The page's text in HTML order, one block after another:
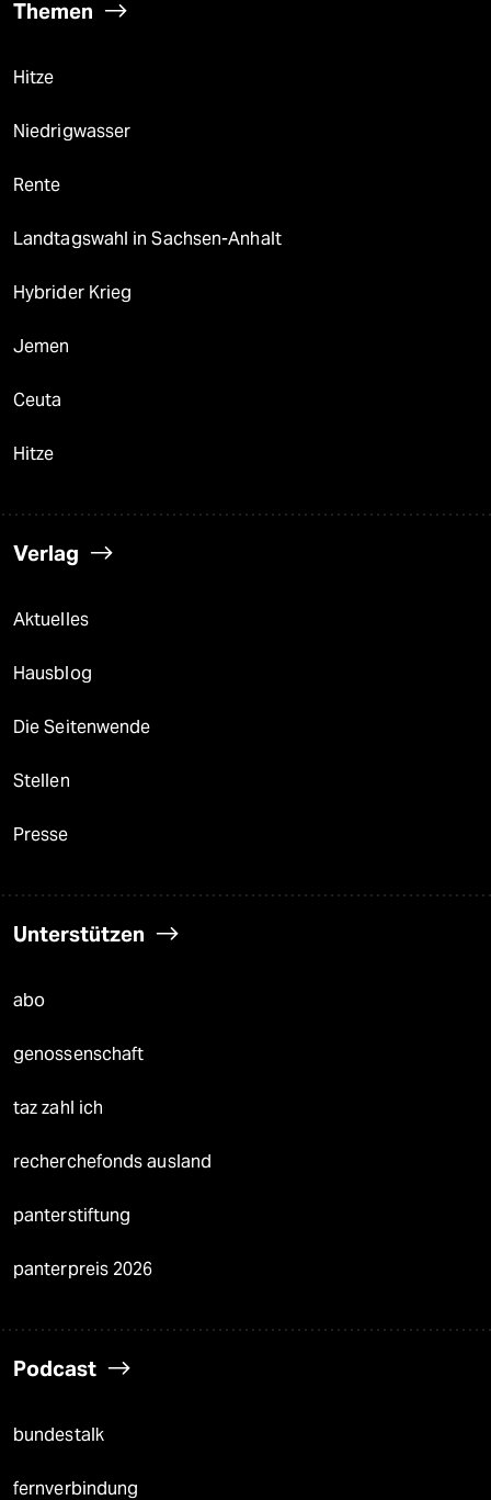
Themen
Hitze
Niedrigwasser
Rente
Landtagswahl in Sachsen-Anhalt
Hybrider Krieg
Jemen
Ceuta
Hitze
Verlag
Aktuelles
Hausblog
Die Seitenwende
Stellen
Presse
Unterstützen
abo
genossenschaft
taz zahl ich
recherchefonds ausland
panterstiftung
panterpreis 2026
Podcast
bundestalk
fernverbindung